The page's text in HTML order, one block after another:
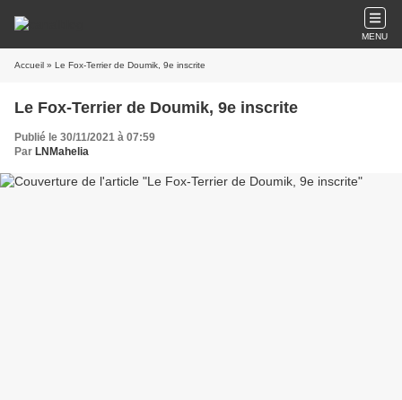
MENU
Accueil » Le Fox-Terrier de Doumik, 9e inscrite
Le Fox-Terrier de Doumik, 9e inscrite
Publié le 30/11/2021 à 07:59
Par LNMahelia